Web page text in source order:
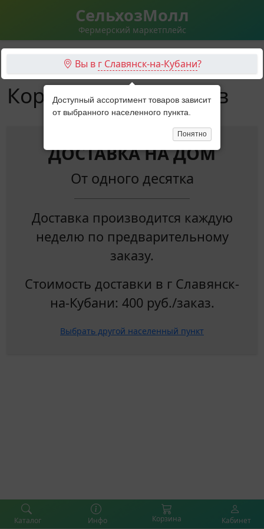
СельхозМолл
Фермерский маркетплейс
Вы в г Славянск-на-Кубани?
Корма для перепелов
ДОСТАВКА НА ДОМ
От одного десятка
Доставка производится каждую
неделю по предварительному
заказу.
Стоимость доставки в г Славянск-
на-Кубани: 400 руб./заказ.
Выбрать другой населенный пункт
Каталог Инфо Корзина Кабинет
Доступный ассортимент товаров зависит
от выбранного населенного пункта.
Понятно